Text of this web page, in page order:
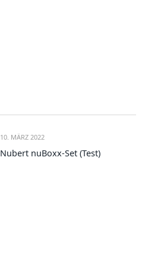
10. MÄRZ 2022
Nubert nuBoxx-Set (Test)